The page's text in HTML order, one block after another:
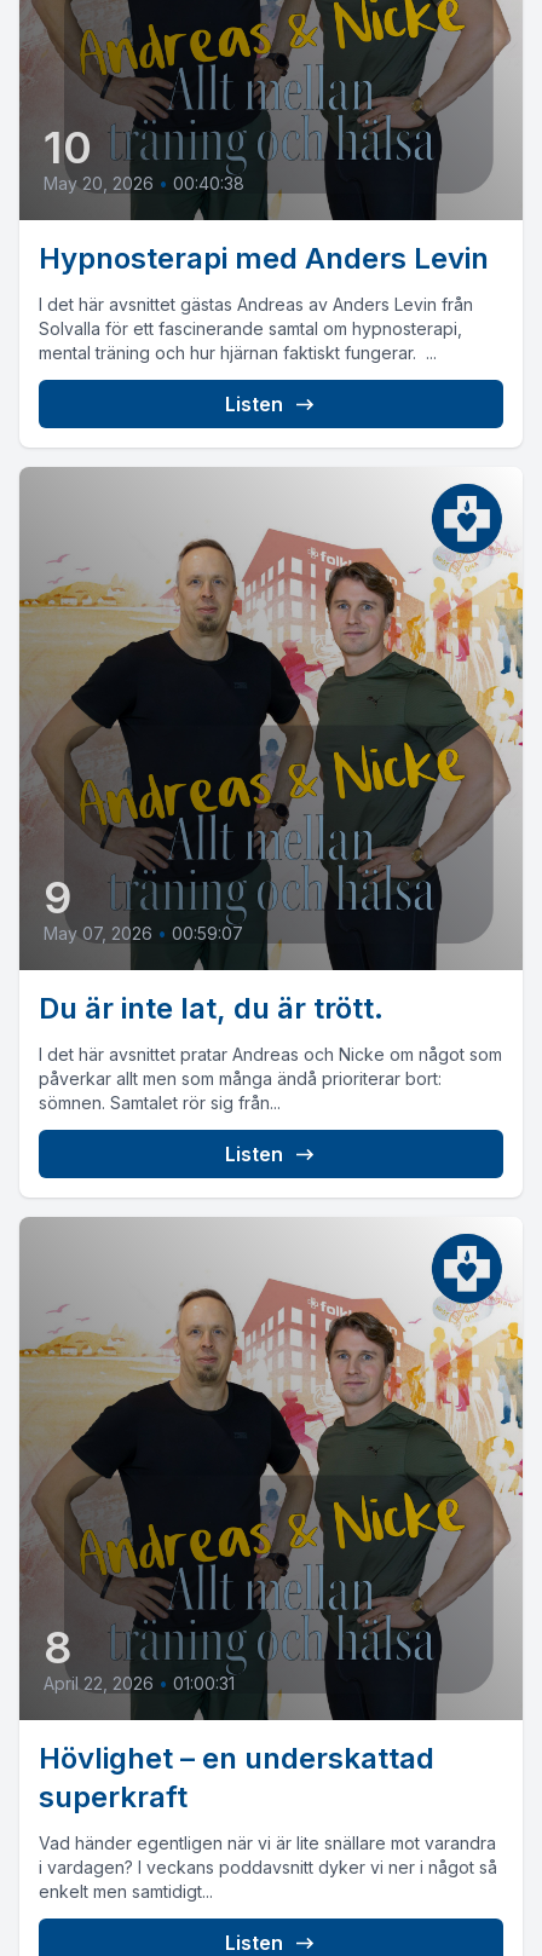
10
May 20, 2026 • 00:40:38
Hypnosterapi med Anders Levin
I det här avsnittet gästas Andreas av Anders Levin från
Solvalla för ett fascinerande samtal om hypnosterapi,
mental träning och hur hjärnan faktiskt fungerar. ...
Listen
9
May 07, 2026 • 00:59:07
Du är inte lat, du är trött.
I det här avsnittet pratar Andreas och Nicke om något som
påverkar allt men som många ändå prioriterar bort:
sömnen. Samtalet rör sig från...
Listen
8
April 22, 2026 • 01:00:31
Hövlighet – en underskattad
superkraft
Vad händer egentligen när vi är lite snällare mot varandra
i vardagen? I veckans poddavsnitt dyker vi ner i något så
enkelt men samtidigt...
Listen